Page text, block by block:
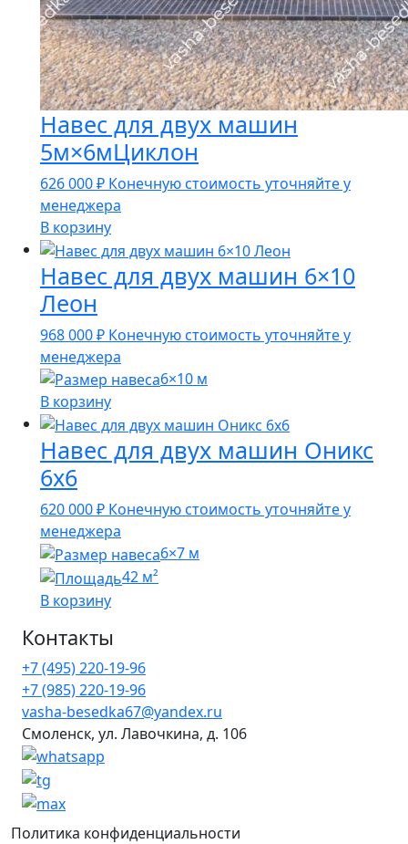
Навес для двух машин
5м×6мЦиклон
626 000₽ Конечную стоимость уточняйте у
менеджера
В корзину
Навес для двух машин 6×10
Леон
968 000₽ Конечную стоимость уточняйте у
менеджера
6×10 м
В корзину
Навес для двух машин Оникс
6х6
620 000₽ Конечную стоимость уточняйте у
менеджера
6×7 м
42 м²
В корзину
Контакты
+7 (495) 220-19-96
+7 (985) 220-19-96
vasha-besedka67@yandex.ru
Смоленск, ул. Лавочкина, д. 106
Политика конфиденциальности